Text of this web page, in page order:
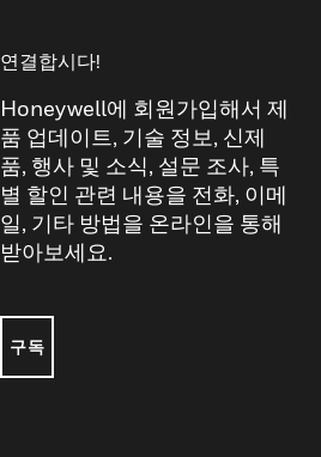
연결합시다!
Honeywell에 회원가입해서 제
품 업데이트, 기술 정보, 신제
품, 행사 및 소식, 설문 조사, 특
별 할인 관련 내용을 전화, 이메
일, 기타 방법을 온라인을 통해
받아보세요.
구독